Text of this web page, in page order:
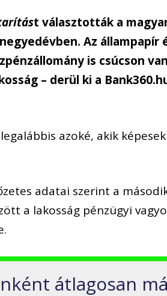
t választották a
Az állampapír
is csúcson
– derül ki a
azoké, akik
adatai szerint a
a lakosság pénzügyi
átlagosan